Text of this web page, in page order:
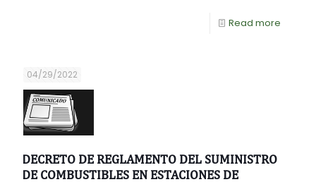
Read more
04/29/2022
DECRETO DE REGLAMENTO DEL SUMINISTRO
DE COMBUSTIBLES EN ESTACIONES DE